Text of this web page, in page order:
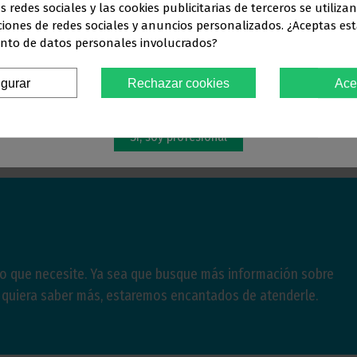
Este sitio web está dirigidoen exclusivaa
DEL SECTOR
Debes confirmar que eresprofesional dental
Sí, soy profesional
necesite. Ya sea que busque más información sobre
saber más, estaremos encantados de atenderle.
redes sociales y las cookies publicitarias de terceros se
de redes sociales y anuncios personalizados. ¿Aceptas
de datos personales involucrados?
Rechazar cookies